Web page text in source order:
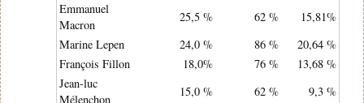
Emmanuel
Macron
25,5 % 62 %
15,81%
Marine Lepen
24,0 % 86 %
20,64 %
François Fillon
18,0% 76 %
13,68 %
Jean-luc
Mélenchon
15,0 % 62 %
9,3 %